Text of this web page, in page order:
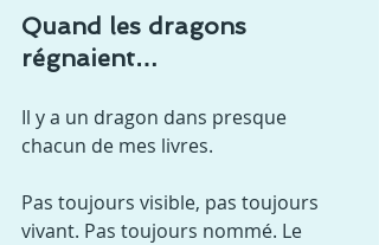
Quand les dragons
régnaient…
Il y a un dragon dans presque
chacun de mes livres.
Pas toujours visible, pas toujours
vivant. Pas toujours nommé. Le